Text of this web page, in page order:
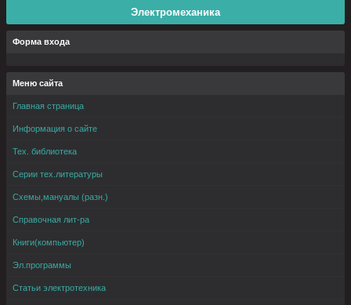
Электромеханика
Форма входа
Меню сайта
Главная страница
Информация о сайте
Тех. библиотека
Серии тех.литературы
Схемы,мануалы (разн.)
Справочная лит-ра
Книги(компьютер)
Эл.программы
Статьи электротехника